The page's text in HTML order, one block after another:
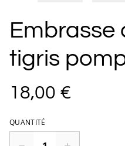
Embrasse
tigris
18,00 €
QUANTITÉ